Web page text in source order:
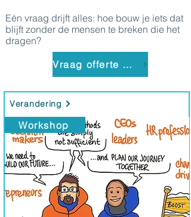
Eén vraag drijft alles: hoe bouw je iets dat
blijft zonder de mensen te breken die het
dragen?
Vraag offerte aan
Verandering
Workshop